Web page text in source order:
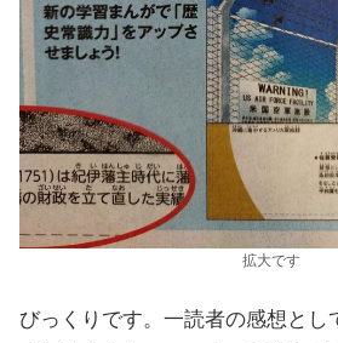
拡大です
びっくりです。一読者の感想とし